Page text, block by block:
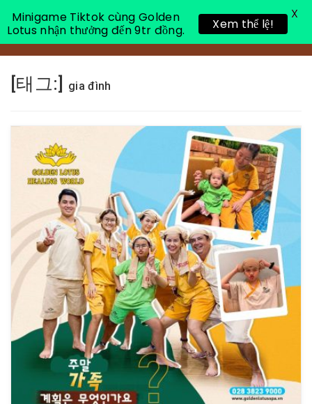
Toggle
[태그:] gia đình
Minigame Tiktok cùng Golden
Lotus nhận thưởng đến 9tr đồng.
Xem thể lệ!
X